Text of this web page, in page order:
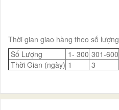
Thời gian giao hàng theo số lượng
Số Lượng
1- 300 301-600
Thời Gian (ngày) 1 3